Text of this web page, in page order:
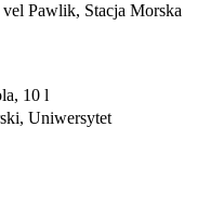
Pawlik, Stacja Morska
10 l
Uniwersytet